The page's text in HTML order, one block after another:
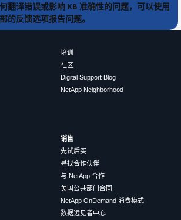
翻译错误或影响 KB 准确性的问题，可以使用
的反馈选项报告问题。
培训
社区
Digital Support Blog
NetApp Neighborhood
销售
先试后买
寻找合作伙伴
与 NetApp 合作
美国公共部门合同
NetApp OnDemand 消费模式
数据远见者中心